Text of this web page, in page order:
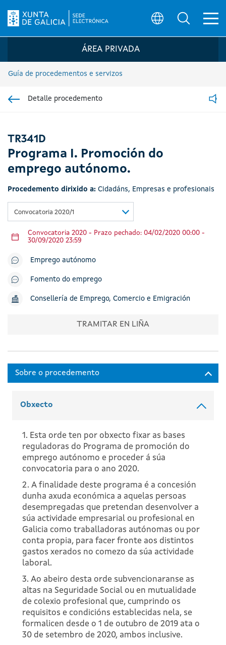
Logo da Sede electrónica da Xunta de
ÁREA PRIVADA
Guía de procedementos e servizos
Detalle procedemento
TR341D
Programa I. Promoción do
emprego autónomo.
Procedemento dirixido a: Cidadáns, Empresas e profesionais
Convocatoria 2020/1
Convocatoria 2020 - Prazo pechado: 04/02/2020 00:00 -
30/09/2020 23:59
Emprego autónomo
Fomento do emprego
Consellería de Emprego, Comercio e Emigración
TRAMITAR EN LIÑA
Obxecto
1. Esta orde ten por obxecto fixar as bases
reguladoras do Programa de promoción do
emprego autónomo e proceder á súa
convocatoria para o ano 2020.
2. A finalidade deste programa é a concesión
dunha axuda económica a aquelas persoas
desempregadas que pretendan desenvolver a
súa actividade empresarial ou profesional en
Galicia como traballadoras autónomas ou por
conta propia, para facer fronte aos distintos
gastos xerados no comezo da súa actividade
laboral.
3. Ao abeiro desta orde subvencionaranse as
altas na Seguridade Social ou en mutualidade
de colexio profesional que, cumprindo os
requisitos e condicións establecidas nela, se
formalicen desde o 1 de outubro de 2019 ata o
30 de setembro de 2020, ambos inclusive.